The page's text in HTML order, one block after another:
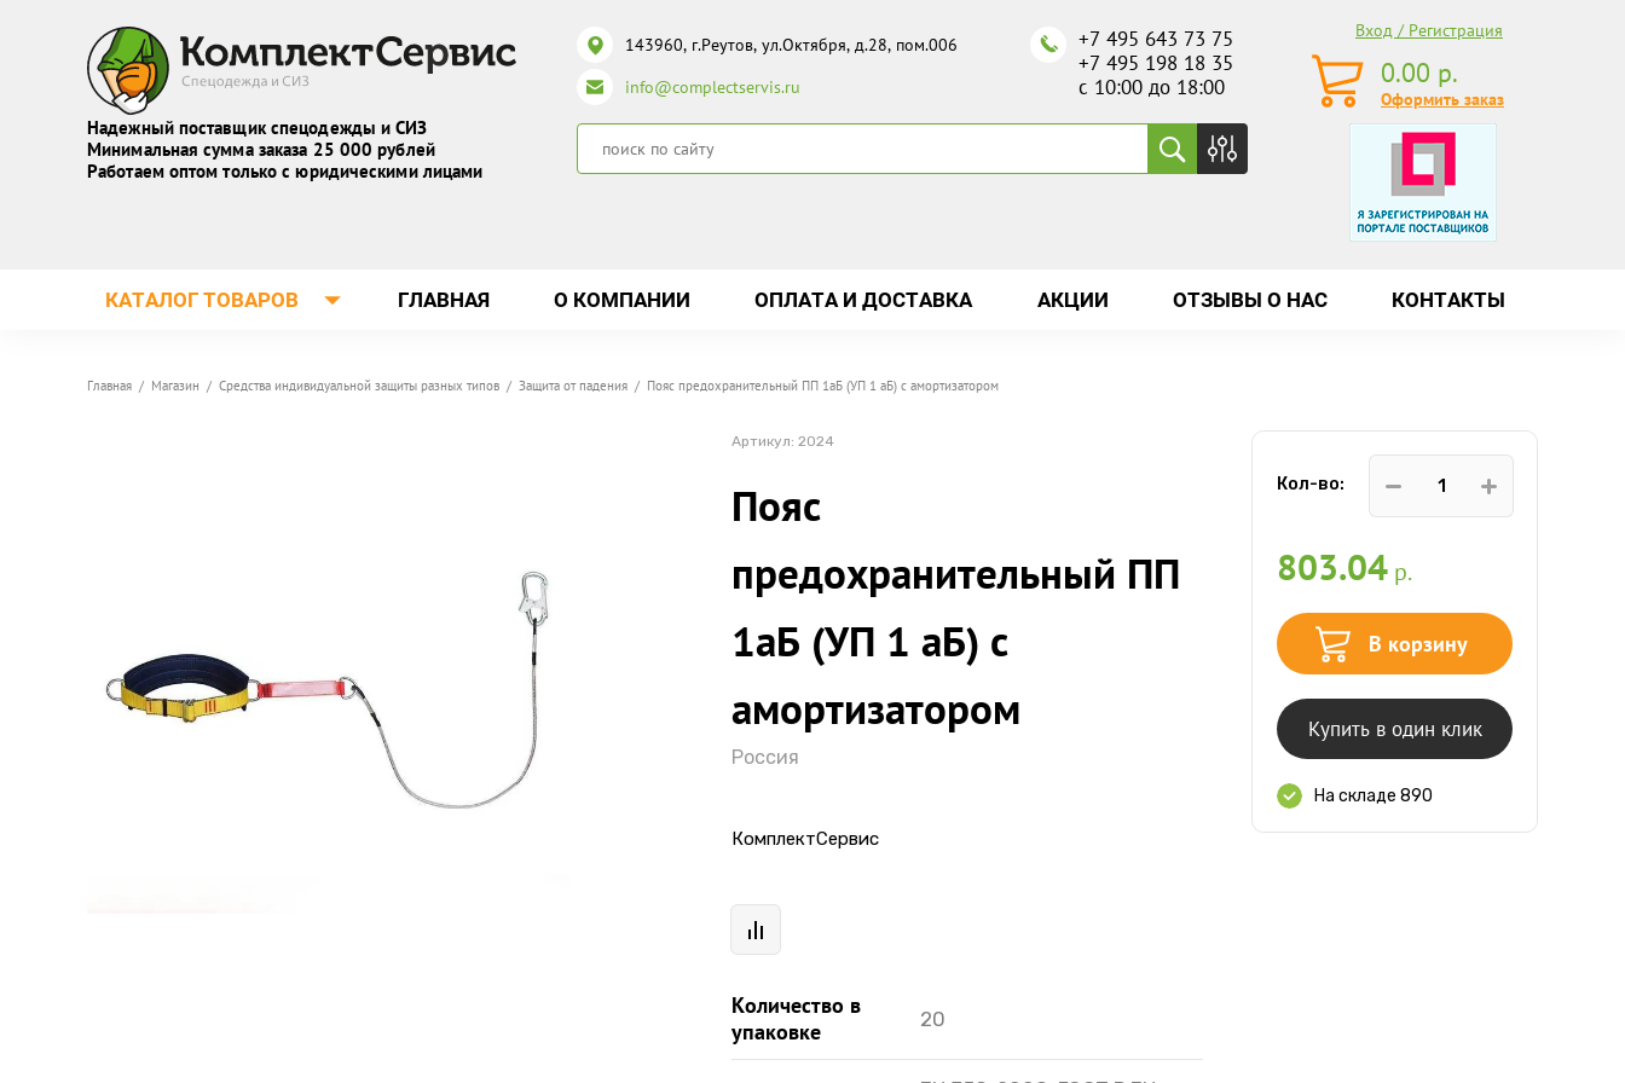
Надежный поставщик спецодежды и СИЗ
Минимальная сумма заказа 25 000 рублей
Работаем оптом только с юридическими лицами
143960, г.Реутов, ул.Октября, д.28, пом.006
info@complectservis.ru
+7 495 643 73 75
+7 495 198 18 35
с 10:00 до 18:00
Вход / Регистрация
0.00 р.
Оформить заказ
КАТАЛОГ ТОВАРОВ ГЛАВНАЯ О КОМПАНИИ ОПЛАТА И ДОСТАВКА АКЦИИ ОТЗЫВЫ О НАС КОНТАКТЫ
Главная / Магазин / Средства индивидуальной защиты разных типов / Защита от падения / Пояс предохранительный ПП 1аБ (УП 1 аБ) с амортизатором
Артикул: 2024
Пояс
предохранительный ПП
1аБ (УП 1 аБ) с
амортизатором
Россия
КомплектСервис
Количество в
упаковке
20
Кол-во:
803.04 р.
В корзину
Купить в один клик
На складе 890